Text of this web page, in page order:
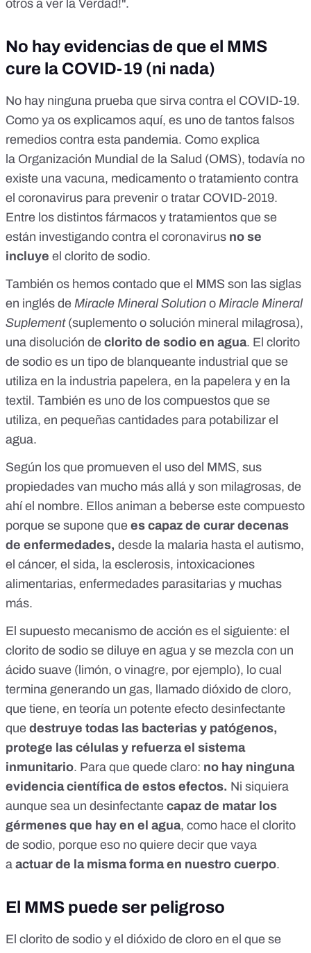
otros a ver la Verdad!".
No hay evidencias de que el MMS
cure la COVID-19 (ni nada)
No hay ninguna prueba que sirva contra el COVID-19.
Como ya os explicamos aquí, es uno de tantos falsos
remedios contra esta pandemia. Como explica
la Organización Mundial de la Salud (OMS), todavía no
existe una vacuna, medicamento o tratamiento contra
el coronavirus para prevenir o tratar COVID-2019.
Entre los distintos fármacos y tratamientos que se
están investigando contra el coronavirus no se
incluye el clorito de sodio.
También os hemos contado que el MMS son las siglas
en inglés de Miracle Mineral Solution o Miracle Mineral
Suplement (suplemento o solución mineral milagrosa),
una disolución de clorito de sodio en agua. El clorito
de sodio es un tipo de blanqueante industrial que se
utiliza en la industria papelera, en la papelera y en la
textil. También es uno de los compuestos que se
utiliza, en pequeñas cantidades para potabilizar el
agua.
Según los que promueven el uso del MMS, sus
propiedades van mucho más allá y son milagrosas, de
ahí el nombre. Ellos animan a beberse este compuesto
porque se supone que es capaz de curar decenas
de enfermedades, desde la malaria hasta el autismo,
el cáncer, el sida, la esclerosis, intoxicaciones
alimentarias, enfermedades parasitarias y muchas
más.
El supuesto mecanismo de acción es el siguiente: el
clorito de sodio se diluye en agua y se mezcla con un
ácido suave (limón, o vinagre, por ejemplo), lo cual
termina generando un gas, llamado dióxido de cloro,
que tiene, en teoría un potente efecto desinfectante
que destruye todas las bacterias y patógenos,
protege las células y refuerza el sistema
inmunitario. Para que quede claro: no hay ninguna
evidencia científica de estos efectos. Ni siquiera
aunque sea un desinfectante capaz de matar los
gérmenes que hay en el agua, como hace el clorito
de sodio, porque eso no quiere decir que vaya
a actuar de la misma forma en nuestro cuerpo.
El MMS puede ser peligroso
El clorito de sodio y el dióxido de cloro en el que se